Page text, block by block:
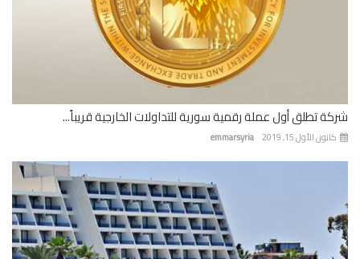
تطلق أول عملة رقمية سورية للتداولات الخارجية قريباً...
emmarsyria الأول 15, 2019